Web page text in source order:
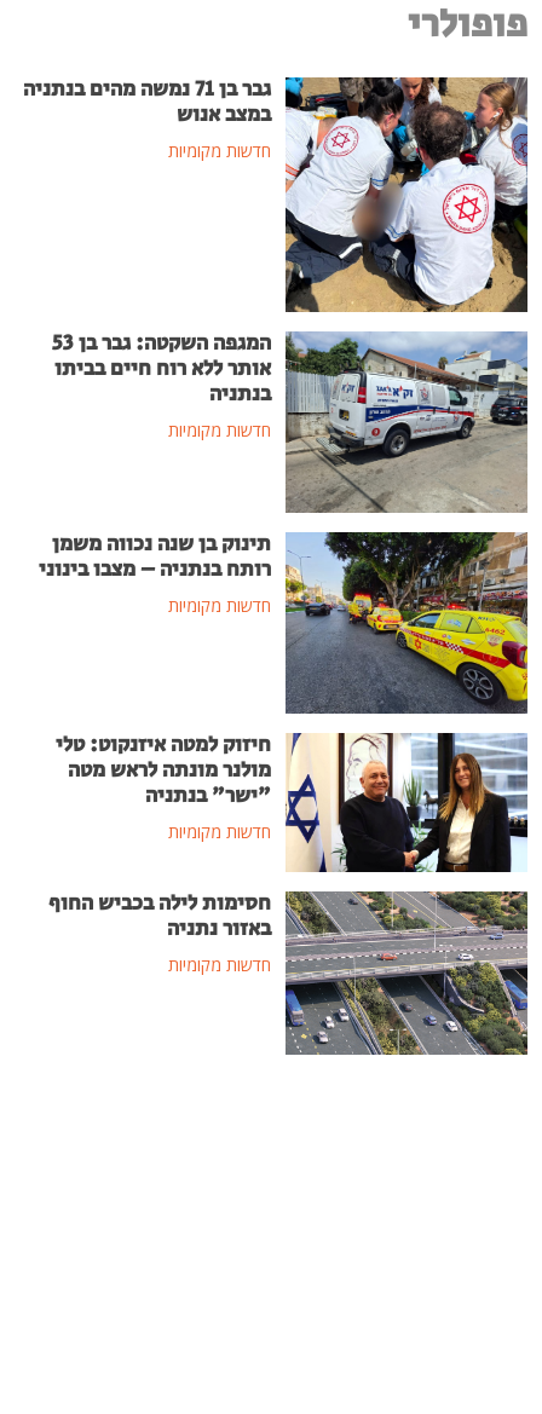
פופולרי
גבר בן 71 נמשה מהים בנתניה
במצב אנוש
חדשות מקומיות
המגפה השקטה: גבר בן 53
אותר ללא רוח חיים בביתו
בנתניה
חדשות מקומיות
תינוק בן שנה נכווה משמן
רותח בנתניה – מצבו בינוני
חדשות מקומיות
חיזוק למטה איזנקוט: טלי
מולנר מונתה לראש מטה
"ישר" בנתניה
חדשות מקומיות
חסימות לילה בכביש החוף
באזור נתניה
חדשות מקומיות